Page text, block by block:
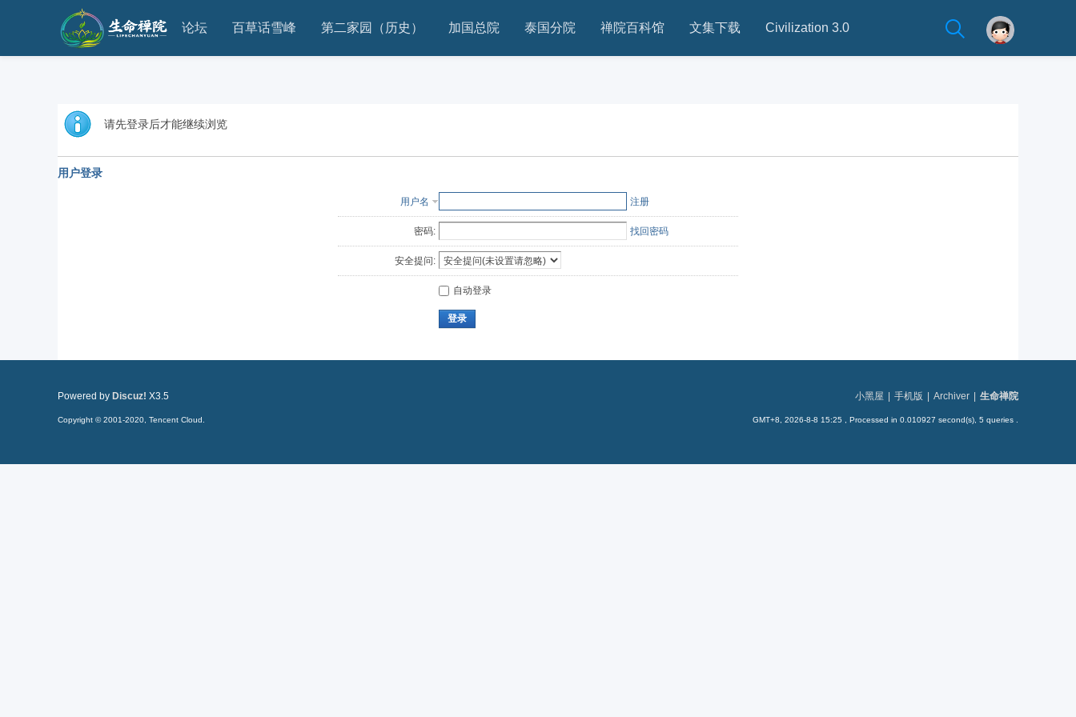
论坛 百草话雪峰 第二家园（历史） 加国总院 泰国分院 禅院百科馆 文集下载 Civilization 3.0
请先登录后才能继续浏览
用户登录
用户名 注册
密码: 找回密码
安全提问:
自动登录
登录
小黑屋 手机版 Archiver 生命禅院
GMT+8, 2026-8-8 15:25 , Processed in 0.010927 second(s), 5 queries .
Powered by Discuz! X3.5
Copyright © 2001-2020, Tencent Cloud.